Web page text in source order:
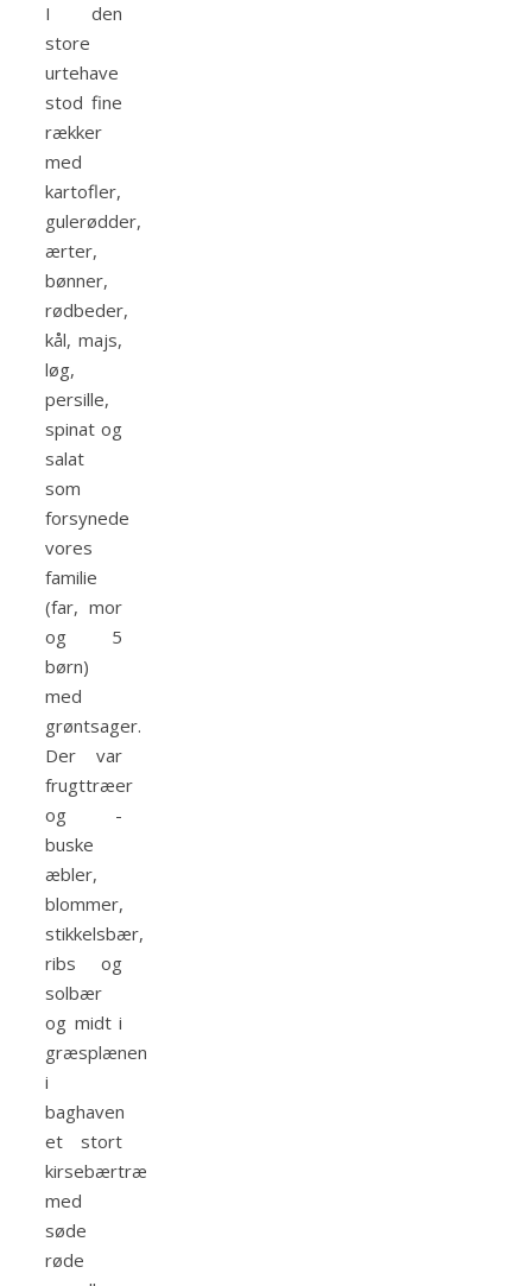
I den
store
urtehave
stod fine
rækker
med
kartofler,
gulerødder,
ærter,
bønner,
rødbeder,
kål, majs,
løg,
persille,
spinat og
salat
som
forsynede
vores
familie
(far, mor
og 5
børn)
med
grøntsager.
Der var
frugttræer
og -
buske
æbler,
blommer,
stikkelsbær,
ribs og
solbær
og midt i
græsplænen
i
baghaven
et stort
kirsebærtræ
med
søde
røde